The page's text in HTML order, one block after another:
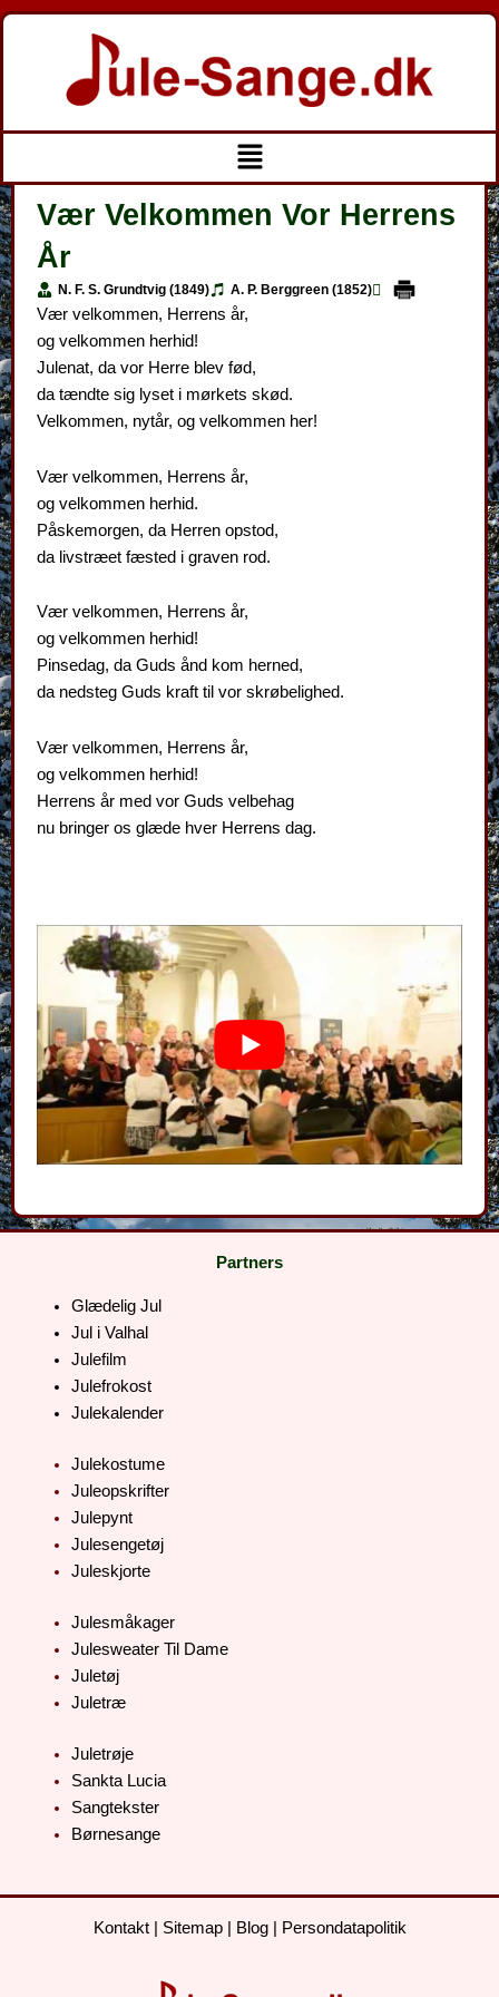
Gå
Menu
Vær Velkommen Vor Herrens
År
N. F. S. Grundtvig (1849) A. P. Berggreen (1852)
Vær velkommen, Herrens år,
og velkommen herhid!
Julenat, da vor Herre blev fød,
da tændte sig lyset i mørkets skød.
Velkommen, nytår, og velkommen her!
Vær velkommen, Herrens år,
og velkommen herhid.
Påskemorgen, da Herren opstod,
da livstræet fæsted i graven rod.
Vær velkommen, Herrens år,
og velkommen herhid!
Pinsedag, da Guds ånd kom herned,
da nedsteg Guds kraft til vor skrøbelighed.
Vær velkommen, Herrens år,
og velkommen herhid!
Herrens år med vor Guds velbehag
nu bringer os glæde hver Herrens dag.
Partners
Glædelig Jul
Jul i Valhal
Julefilm
Julefrokost
Julekalender
Julekostume
Juleopskrifter
Julepynt
Julesengetøj
Juleskjorte
Julesmåkager
Julesweater Til Dame
Juletøj
Juletræ
Juletrøje
Sankta Lucia
Sangtekster
Børnesange
Kontakt| Sitemap| Blog| Persondatapolitik